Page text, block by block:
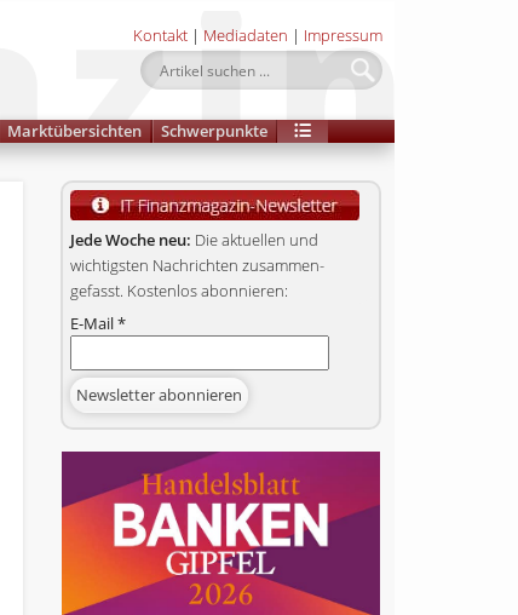
Kontakt | Mediadaten | Impressum
Marktübersichten Schwerpunkte
Jede Woche neu: Die aktuellen und
wichtigsten Nachrichten zusammen­
gefasst. Kostenlos abonnieren:
E-Mail*